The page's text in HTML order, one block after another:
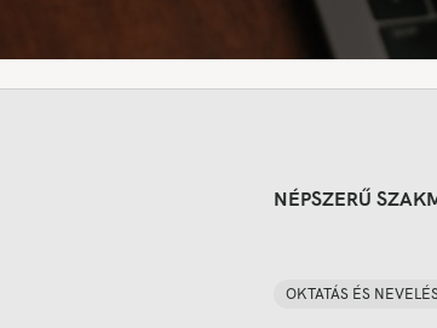
NÉPSZERŰ
OKTATÁS ÉS